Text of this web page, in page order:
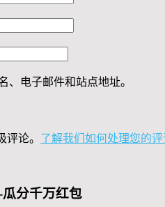
、电子邮件和站点地址。
评论。 了解我们如何处理您的
分千万红包